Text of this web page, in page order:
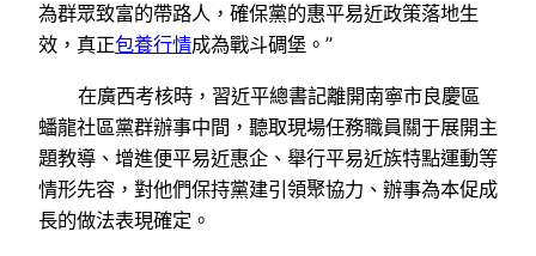
為群眾致富的帶路人，確保黨的惠平易近政策落地生
效，真正包養行情成為戰斗碉堡。”
在廣西考核時，習近平總書記離開南寧市良慶區
蟠龍社區黨群辦事中間，聽取現場任務職員關于展開主
題教導、增進便平易近惠企、舉行平易近族特點運動等
情形先容，對他們保持黨建引領聚協力、辦事為本促成
長的做法表現確定。